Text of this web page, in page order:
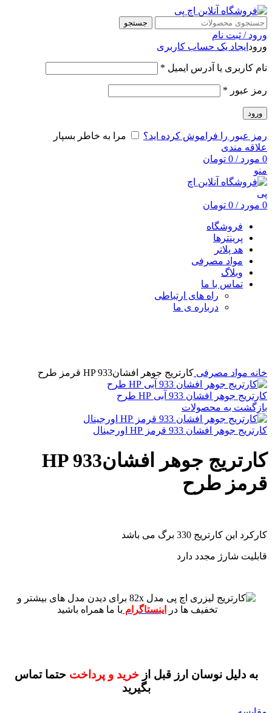
جستجو
ورود / ثبت نام
ورود ایجاد یک حساب کاربری
نام کاربری یا آدرس ایمیل *
رمز عبور *
ورود
رمز عبور را فراموش کرده اید؟
مرا به خاطر بسپار
علاقه مندی
0 مورد /
0 تومان
منو
0 مورد /
0 تومان
فروشگاه
پرینترها
هد پلاتر
مواد مصرفی
وبلاگ
تماس با ما
راه های ارتباطی
درباره ی ما
خانه مواد مصرفی کارتریج جوهر افشانHP 933 قرمز طرح
کارتریج جوهر افشان 933 آبی HP طرح
بازگشت به محصولات
کارتریج جوهر افشان 933 قرمز HP اورجینال
کارتریج جوهر افشانHP 933
قرمز طرح
کارکرد این کارتریج 330 برگ می باشد
قابلیت شارژ مجدد دارد
برای دیدن مدل های بیشتر و
تخفیف ها در
اینستاگرام با ما همراه باشید
به دلیل نوسان ارز قبل از خرید و پرداختحتما تماس
بگیرید